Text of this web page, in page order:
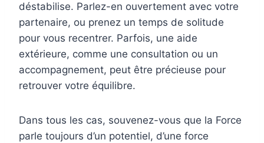
déstabilise. Parlez-en ouvertement avec votre
partenaire, ou prenez un temps de solitude
pour vous recentrer. Parfois, une aide
extérieure, comme une consultation ou un
accompagnement, peut être précieuse pour
retrouver votre équilibre.
Dans tous les cas, souvenez-vous que la Force
parle toujours d’un potentiel, d’une force